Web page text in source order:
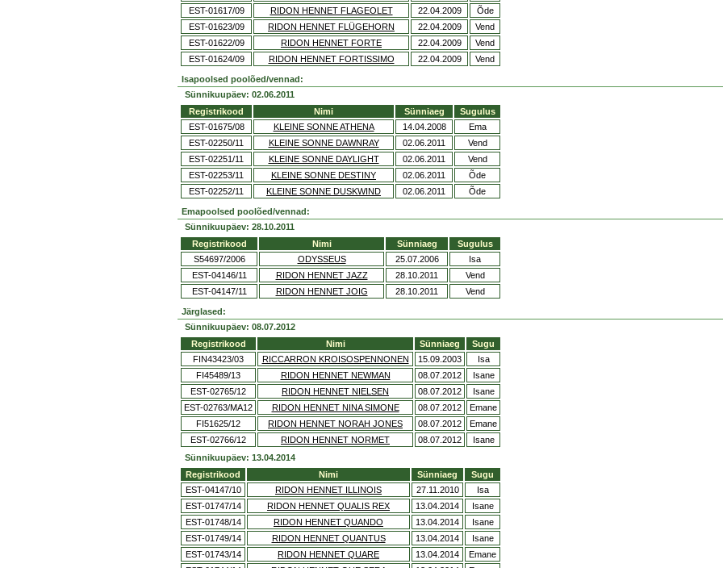
EST-01617/09
RIDON HENNET FLAGEOLET 22.04.2009
Õde
EST-01623/09
RIDON HENNET FLÜGEHORN 22.04.2009
Vend
EST-01622/09
RIDON HENNET FORTE 22.04.2009
Vend
EST-01624/09
RIDON HENNET FORTISSIMO 22.04.2009 Vend
Isapoolsed poolõed/vennad:
Sünnikuupäev: 02.06.2011
Registrikood
Nimi Sünniaeg
Sugulus
EST-01675/08
KLEINE SONNE ATHENA 14.04.2008
Ema
EST-02250/11
KLEINE SONNE DAWNRAY 02.06.2011
Vend
EST-02251/11
KLEINE SONNE DAYLIGHT 02.06.2011
Vend
EST-02253/11
KLEINE SONNE DESTINY 02.06.2011
Õde
EST-02252/11
KLEINE SONNE DUSKWIND 02.06.2011 Õde
Emapoolsed poolõed/vennad:
Sünnikuupäev: 28.10.2011
Registrikood
Nimi Sünniaeg
Sugulus
S54697/2006
ODYSSEUS 25.07.2006
Isa
EST-04146/11
RIDON HENNET JAZZ 28.10.2011
Vend
EST-04147/11
RIDON HENNET JOIG 28.10.2011 Vend
Järglased:
Sünnikuupäev: 08.07.2012
Registrikood
Nimi Sünniaeg
Sugu
FIN43423/03
RICCARRON KROISOSPENNONEN 15.09.2003
Isa
FI45489/13
RIDON HENNET NEWMAN 08.07.2012
Isane
EST-02765/12
RIDON HENNET NIELSEN 08.07.2012
Isane
EST-02763/MA12
RIDON HENNET NINA SIMONE 08.07.2012
Emane
FI51625/12
RIDON HENNET NORAH JONES 08.07.2012
Emane
EST-02766/12
RIDON HENNET NORMET 08.07.2012
Isane
Sünnikuupäev: 13.04.2014
Registrikood
Nimi Sünniaeg
Sugu
EST-04147/10
RIDON HENNET ILLINOIS 27.11.2010
Isa
EST-01747/14
RIDON HENNET QUALIS REX 13.04.2014
Isane
EST-01748/14
RIDON HENNET QUANDO 13.04.2014
Isane
EST-01749/14
RIDON HENNET QUANTUS 13.04.2014
Isane
EST-01743/14
RIDON HENNET QUARE 13.04.2014
Emane